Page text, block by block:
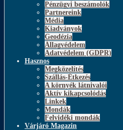
Pénzügyi beszámolók
Partnereink
Média
Kiadványok
Geodézia
Állagvédelem
Adatvédelem (GDPR)
Hasznos
Megközelítés
Szállás-Étkezés
A környék látnivalói
Aktív kikapcsolódás
Linkek
Mondák
Felvidéki mondák
Várjáró Magazin